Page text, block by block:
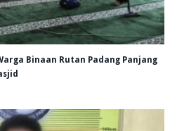
Binaan Rutan Padang Panjang